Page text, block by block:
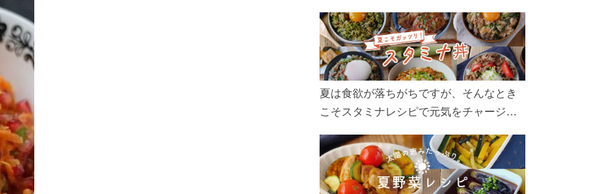
ん、製造現場や品質へのこだわりまで。
こめ油をもっと好きになるコンテンツを
ぜひお楽しみください。
夏は食欲が落ちがちですが、そんなとき
こそスタミナレシピで元気をチャージ！
リ食べて、夏バテを吹き飛ばしましょ
う！